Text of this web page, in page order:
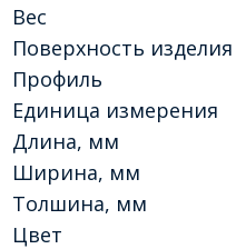
Вес
Поверхность изделия
Профиль
Единица измерения
Длина, мм
Ширина, мм
Толшина, мм
Цвет